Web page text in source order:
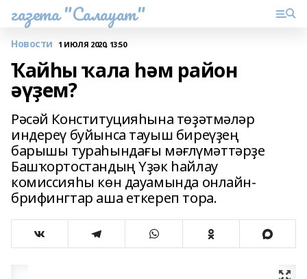
газета "Салауат"
Новости 1 ИЮЛЯ 2020, 13:50
Ҡайһы ҡала һәм район
әүҙем?
Рәсәй Конституцияһына төҙәтмәләр
индереү буйынса тауыш биреүҙең
барышы тураһындағы мәғлүмәттәрҙе
Башҡортостандың Үҙәк һайлау
комиссияһы көн дауамында онлайн-
брифингтар аша еткереп тора.